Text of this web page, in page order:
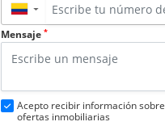
▼
Mensaje *
Acepto recibir información sobre
ofertas inmobiliarias